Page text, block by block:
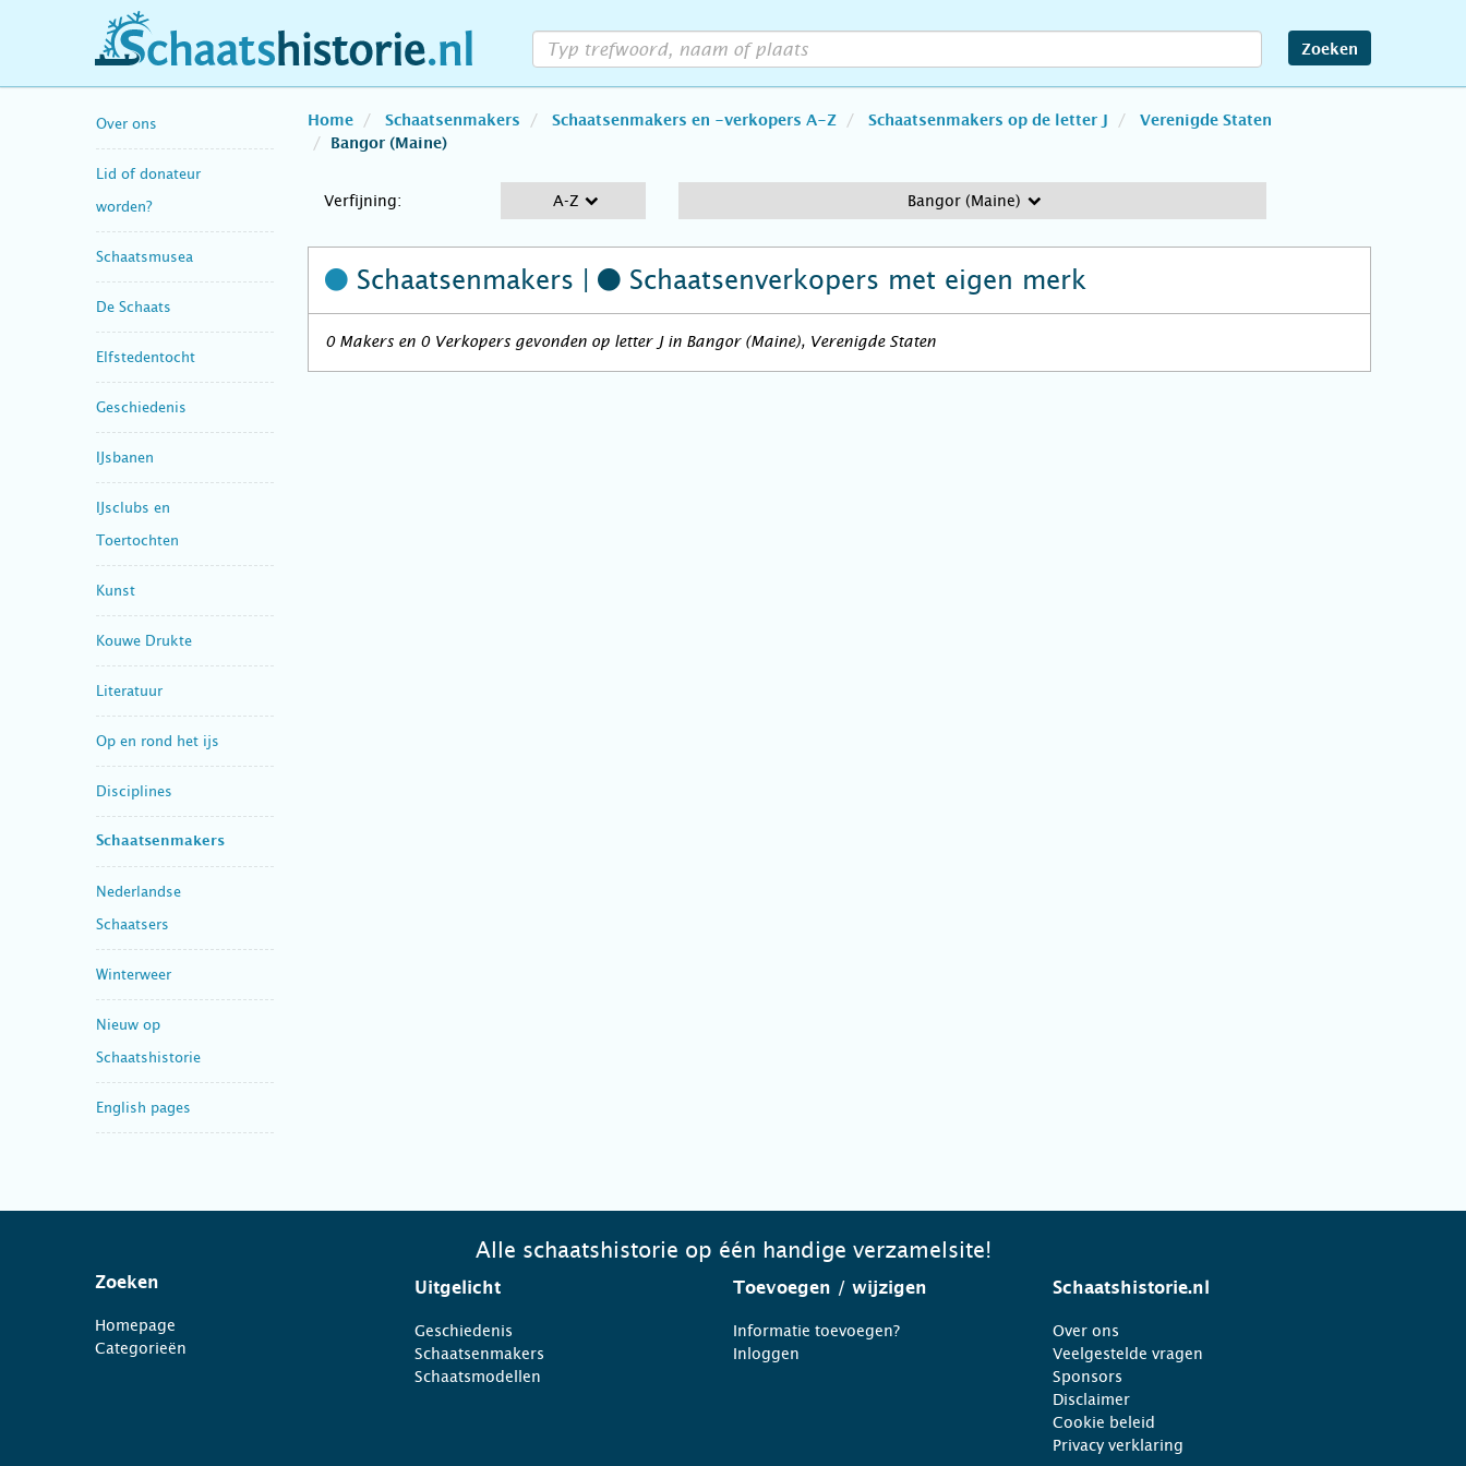
schaatshistorie.nl Zoeken
Over ons
Lid of donateur
worden?
Schaatsmusea
De Schaats
Elfstedentocht
Geschiedenis
IJsbanen
IJsclubs en
Toertochten
Kunst
Kouwe Drukte
Literatuur
Op en rond het ijs
Disciplines
Schaatsenmakers
Nederlandse
Schaatsers
Winterweer
Nieuw op
Schaatshistorie
English pages
Home Schaatsenmakers Schaatsenmakers en -verkopers A-Z Schaatsenmakers op de letter J
Verenigde Staten
Bangor (Maine)
Verfijning: A-Z Bangor (Maine)
Schaatsenmakers | Schaatsenverkopers met eigen merk
0 Makers en 0 Verkopers gevonden op letter J in Bangor (Maine), Verenigde Staten
Alle schaatshistorie op één handige verzamelsite!
Zoeken
Homepage
Categorieën
Uitgelicht
Geschiedenis
Schaatsenmakers
Schaatsmodellen
Toevoegen / wijzigen
Informatie toevoegen?
Inloggen
Schaatshistorie.nl
Over ons
Veelgestelde vragen
Sponsors
Disclaimer
Cookie beleid
Privacy verklaring